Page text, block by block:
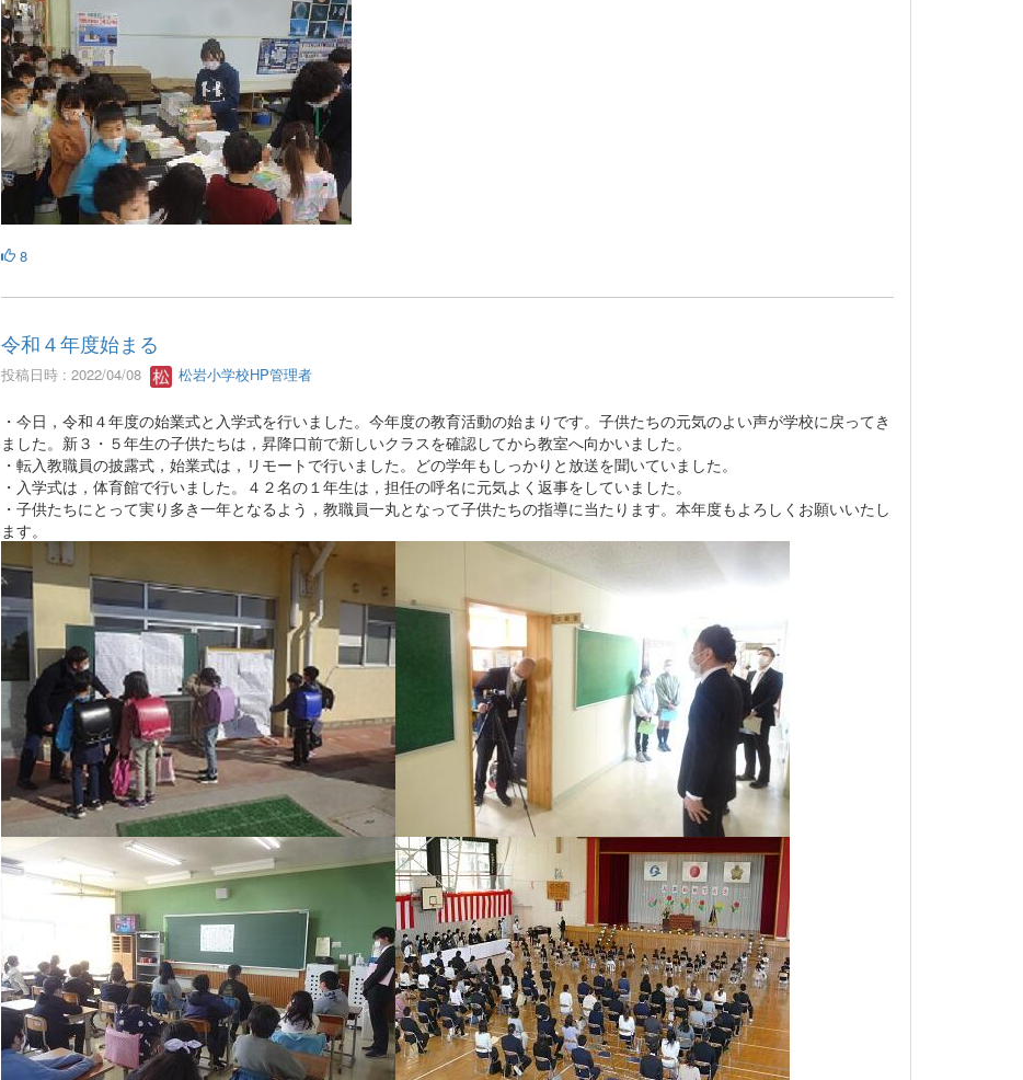
8
令和４年度始まる
投稿日時 : 2022/04/08 松岩小学校HP管理者
・今日，令和４年度の始業式と入学式を行いました。今年度の教育活動の始まりです。子供たちの元気のよい声が学校に戻ってき
ました。新３・５年生の子供たちは，昇降口前で新しいクラスを確認してから教室へ向かいました。
・転入教職員の披露式，始業式は，リモートで行いました。どの学年もしっかりと放送を聞いていました。
・入学式は，体育館で行いました。４２名の１年生は，担任の呼名に元気よく返事をしていました。
・子供たちにとって実り多き一年となるよう，教職員一丸となって子供たちの指導に当たります。本年度もよろしくお願いいたし
ます。